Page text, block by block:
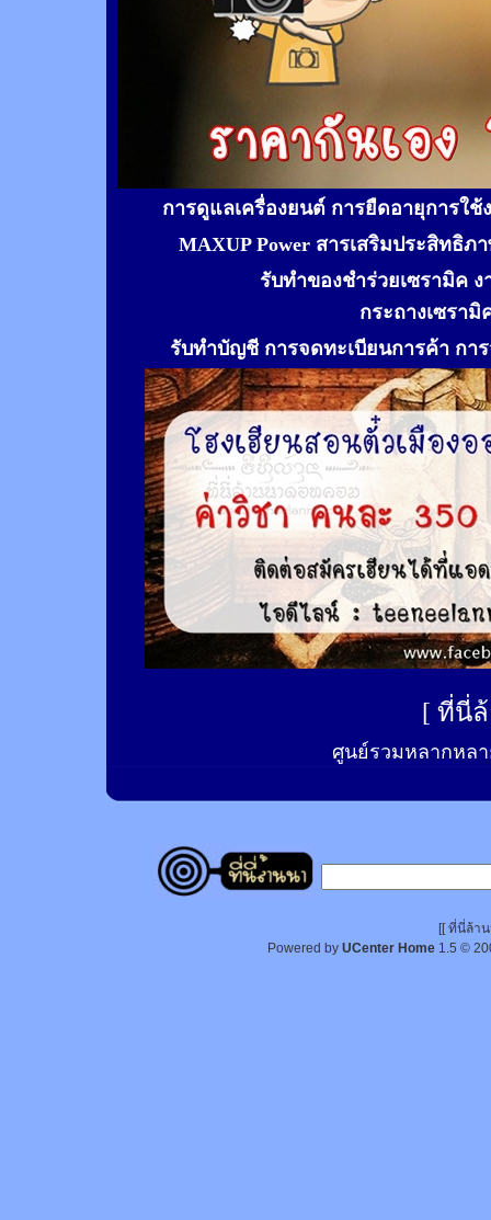
การดูแลเครื่องยนต์ การยืดอายุการใ
MAXUP Power สารเสริมประสิทธิ
รับทำของชำร่วยเซรามิค
กระถางเซรา
รับทำบัญชี การจดทะเบียนการค้า กา
[ ที่นี่
ศูนย์รวมหลากหลา
[[ ที่นี่ล้า
Powered by UCenter Home 1.5 ©